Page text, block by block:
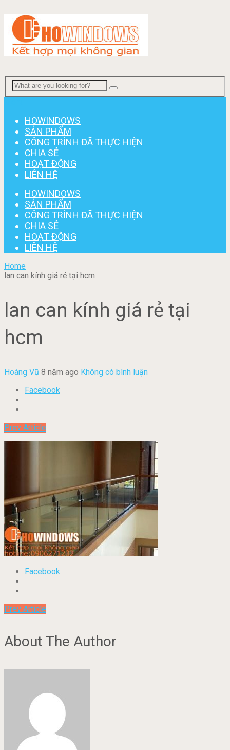
HOWINDOWS
SẢN PHẨM
CÔNG TRÌNH ĐÃ THỰC HIỆN
CHIA SẺ
HOẠT ĐỘNG
LIÊN HỆ
HOWINDOWS
SẢN PHẨM
CÔNG TRÌNH ĐÃ THỰC HIỆN
CHIA SẺ
HOẠT ĐỘNG
LIÊN HỆ
Home
lan can kính giá rẻ tại hcm
lan can kính giá rẻ tại
hcm
Hoàng Vũ 8 năm ago Không có bình luận
Facebook
Prev Article
Facebook
Prev Article
About The Author